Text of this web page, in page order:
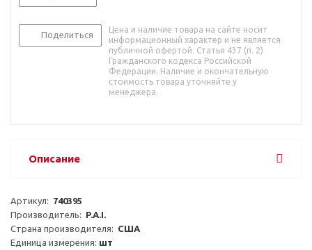
Поделиться
Цена и наличие товара на сайте носит
информационный характер и не является
публичной офертой. Статья 437 (п. 2)
Гражданского кодекса Российской
Федерации. Наличие и окончательную
стоимость товара уточняйте у
менеджера.
Описание
Артикул: 740395
Производитель: P.A.I.
Страна производителя: США
Единица измерения: шт